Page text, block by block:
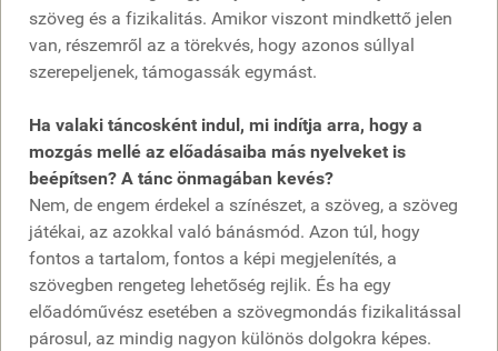
szöveg és a fizikalitás. Amikor viszont mindkettő jelen
van, részemről az a törekvés, hogy azonos súllyal
szerepeljenek, támogassák egymást.
Ha valaki táncosként indul, mi indítja arra, hogy a
mozgás mellé az előadásaiba más nyelveket is
beépítsen? A tánc önmagában kevés?
Nem, de engem érdekel a színészet, a szöveg, a szöveg
játékai, az azokkal való bánásmód. Azon túl, hogy
fontos a tartalom, fontos a képi megjelenítés, a
szövegben rengeteg lehetőség rejlik. És ha egy
előadóművész esetében a szövegmondás fizikalitással
párosul, az mindig nagyon különös dolgokra képes.